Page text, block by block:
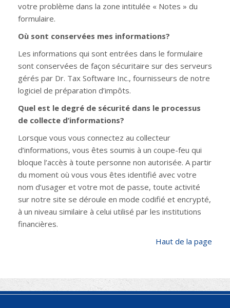
votre problème dans la zone intitulée « Notes » du
formulaire.
Où sont conservées mes informations?
Les informations qui sont entrées dans le formulaire
sont conservées de façon sécuritaire sur des serveurs
gérés par Dr. Tax Software Inc., fournisseurs de notre
logiciel de préparation d’impôts.
Quel est le degré de sécurité dans le processus
de collecte d’informations?
Lorsque vous vous connectez au collecteur
d’informations, vous êtes soumis à un coupe-feu qui
bloque l’accès à toute personne non autorisée. A partir
du moment où vous vous êtes identifié avec votre
nom d’usager et votre mot de passe, toute activité
sur notre site se déroule en mode codifié et encrypté,
à un niveau similaire à celui utilisé par les institutions
financières.
Haut de la page